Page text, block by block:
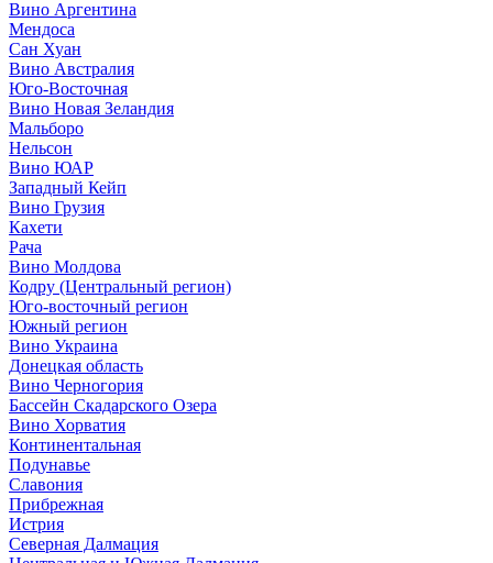
Вино Аргентина
Мендоса
Сан Хуан
Вино Австралия
Юго-Восточная
Вино Новая Зеландия
Мальборо
Нельсон
Вино ЮАР
Западный Кейп
Вино Грузия
Кахети
Рача
Вино Молдова
Кодру (Центральный регион)
Юго-восточный регион
Южный регион
Вино Украина
Донецкая область
Вино Черногория
Бассейн Скадарского Озера
Вино Хорватия
Континентальная
Подунавье
Славония
Прибрежная
Истрия
Северная Далмация